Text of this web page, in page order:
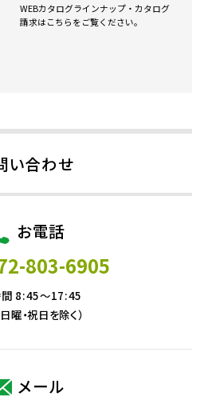
WEBカタログラインナップ・カタログ
請求はこちらをご覧ください。
い合わせ
お電話
803-6905
間 8:45～17:45
日曜・祝日を除く）
メール